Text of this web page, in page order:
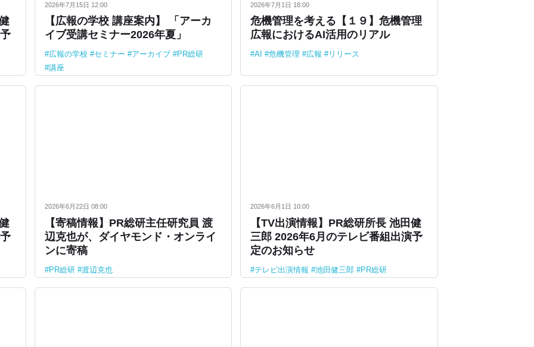
2026年7月15日 12:00
【広報の学校 講座案内】 「アーカ
イブ受講セミナー2026年夏」
広報の学校 セミナー アーカイブ
PR総研
講座
2026年7月1日 18:00
危機管理を考える【１９】危機管理
広報におけるAI活用のリアル
AI 危機管理 広報 リリース
2026年6月22日 08:00
【寄稿情報】PR総研主任研究員 渡
辺克也が、ダイヤモンド・オンライ
ンに寄稿
PR総研 渡辺克也
2026年6月1日 10:00
【TV出演情報】PR総研所長 池田健
三郎 2026年6月のテレビ番組出演予
定のお知らせ
テレビ出演情報 池田健三郎 PR総研